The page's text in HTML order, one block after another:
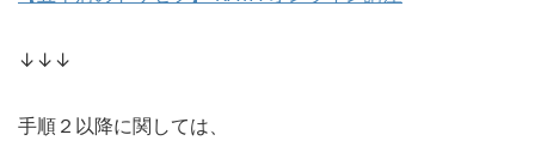
↓↓↓
手順２以降に関しては、